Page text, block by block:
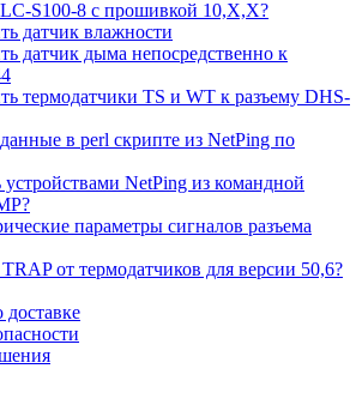
S100-8 с прошивкой 10,Х,Х?
датчик влажности
датчик дыма непосредственно к
термодатчики TS и WT к разъему DHS-
в perl скрипте из NetPing по
устройствами NetPing из командной
параметры сигналов разъема
от термодатчиков для версии 50,6?